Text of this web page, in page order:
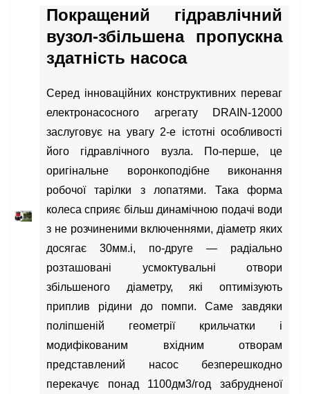
Покращений гідравлічний
вузол-збільшена пропускна
здатність насоса
Серед інноваційних конструктивних переваг
електронасосного агрегату DRAIN-12000
заслуговує на увагу 2-е істотні особливості
його гідравлічного вузла. По-перше, це
оригінальне воронкоподібне виконання
робочої тарілки з лопатями. Така форма
колеса сприяє більш динамічною подачі води
з не розчиненими включеннями, діаметр яких
досягає 30мм.і, по-друге — радіально
розташовані усмоктувальні отвори
збільшеного діаметру, які оптимізують
приплив рідини до помпи. Саме завдяки
поліпшеній геометрії крильчатки і
модифікованим вхідним отворам
представлений насос безперешкодно
перекачує понад 1100дм3/год забрудненої